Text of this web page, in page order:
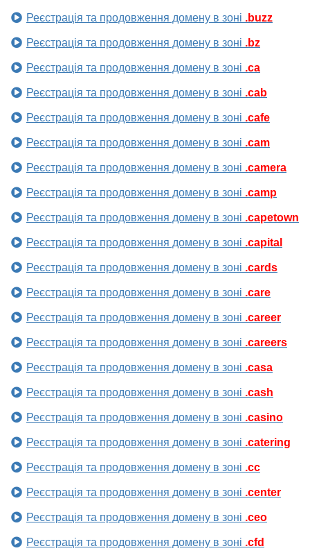
Реєстрація та продовження домену в зоні .buzz
Реєстрація та продовження домену в зоні .bz
Реєстрація та продовження домену в зоні .ca
Реєстрація та продовження домену в зоні .cab
Реєстрація та продовження домену в зоні .cafe
Реєстрація та продовження домену в зоні .cam
Реєстрація та продовження домену в зоні .camera
Реєстрація та продовження домену в зоні .camp
Реєстрація та продовження домену в зоні .capetown
Реєстрація та продовження домену в зоні .capital
Реєстрація та продовження домену в зоні .cards
Реєстрація та продовження домену в зоні .care
Реєстрація та продовження домену в зоні .career
Реєстрація та продовження домену в зоні .careers
Реєстрація та продовження домену в зоні .casa
Реєстрація та продовження домену в зоні .cash
Реєстрація та продовження домену в зоні .casino
Реєстрація та продовження домену в зоні .catering
Реєстрація та продовження домену в зоні .cc
Реєстрація та продовження домену в зоні .center
Реєстрація та продовження домену в зоні .ceo
Реєстрація та продовження домену в зоні .cfd